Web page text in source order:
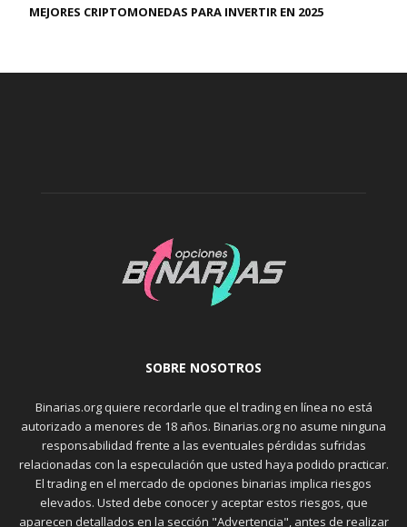
MEJORES CRIPTOMONEDAS PARA INVERTIR EN 2025
SOBRE NOSOTROS
Binarias.org quiere recordarle que el trading en línea no está
autorizado a menores de 18 años. Binarias.org no asume ninguna
responsabilidad frente a las eventuales pérdidas sufridas
relacionadas con la especulación que usted haya podido practicar.
El trading en el mercado de opciones binarias implica riesgos
elevados. Usted debe conocer y aceptar estos riesgos, que
aparecen detallados en la sección "Advertencia", antes de realizar